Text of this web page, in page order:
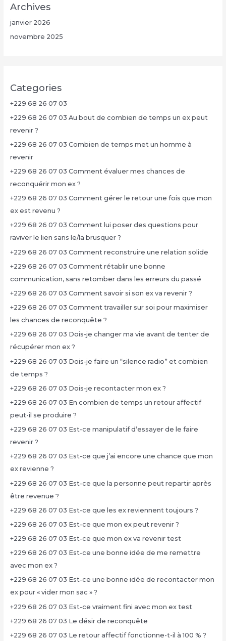
Archives
janvier 2026
novembre 2025
Categories
+229 68 26 07 03
+229 68 26 07 03 Au bout de combien de temps un ex peut
revenir ?
+229 68 26 07 03 Combien de temps met un homme à
revenir
+229 68 26 07 03 Comment évaluer mes chances de
reconquérir mon ex ?
+229 68 26 07 03 Comment gérer le retour une fois que mon
ex est revenu ?
+229 68 26 07 03 Comment lui poser des questions pour
raviver le lien sans le/la brusquer ?
+229 68 26 07 03 Comment reconstruire une relation solide
+229 68 26 07 03 Comment rétablir une bonne
communication, sans retomber dans les erreurs du passé
+229 68 26 07 03 Comment savoir si son ex va revenir ?
+229 68 26 07 03 Comment travailler sur soi pour maximiser
les chances de reconquête ?
+229 68 26 07 03 Dois-je changer ma vie avant de tenter de
récupérer mon ex ?
+229 68 26 07 03 Dois-je faire un “silence radio” et combien
de temps ?
+229 68 26 07 03 Dois-je recontacter mon ex ?
+229 68 26 07 03 En combien de temps un retour affectif
peut-il se produire ?
+229 68 26 07 03 Est-ce manipulatif d’essayer de le faire
revenir ?
+229 68 26 07 03 Est-ce que j’ai encore une chance que mon
ex revienne ?
+229 68 26 07 03 Est-ce que la personne peut repartir après
être revenue ?
+229 68 26 07 03 Est-ce que les ex reviennent toujours ?
+229 68 26 07 03 Est-ce que mon ex peut revenir ?
+229 68 26 07 03 Est-ce que mon ex va revenir test
+229 68 26 07 03 Est-ce une bonne idée de me remettre
avec mon ex ?
+229 68 26 07 03 Est-ce une bonne idée de recontacter mon
ex pour « vider mon sac » ?
+229 68 26 07 03 Est-ce vraiment fini avec mon ex test
+229 68 26 07 03 Le désir de reconquête
+229 68 26 07 03 Le retour affectif fonctionne-t-il à 100 % ?